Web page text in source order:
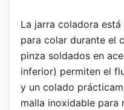
La jarra coladora
para colar durante el
pinza soldados en
inferior) permiten el
y un colado
malla inoxidable para